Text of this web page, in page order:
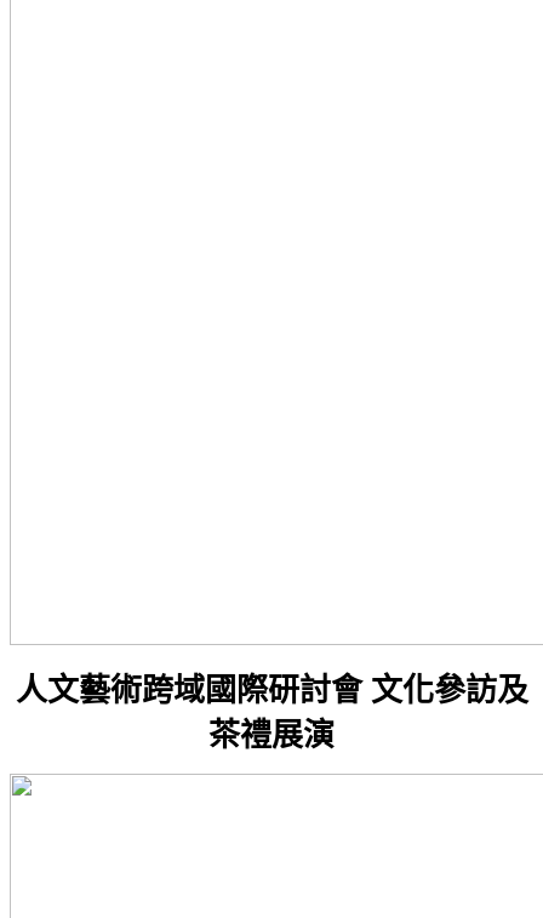
人文藝術跨域國際研討會 文化參訪及
茶禮展演